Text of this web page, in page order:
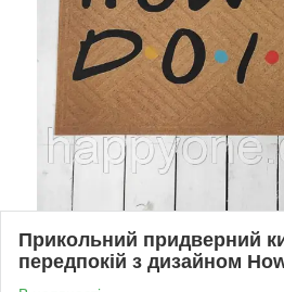
Прикольний придверний
передпокій з дизайном